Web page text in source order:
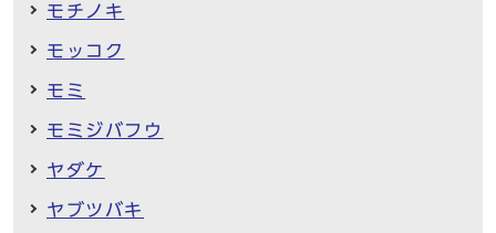
モチノキ
モッコク
モミ
モミジバフウ
ヤダケ
ヤブツバキ